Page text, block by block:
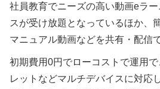
社員教育でニーズの高い動画eラ
スが受け放題となっているほか、
マニュアル動画などを共有・配信
初期費用0円でローコストで運用
レットなどマルチデバイスに対応